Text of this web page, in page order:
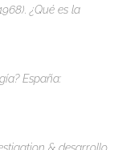
¿Qué es la
España: